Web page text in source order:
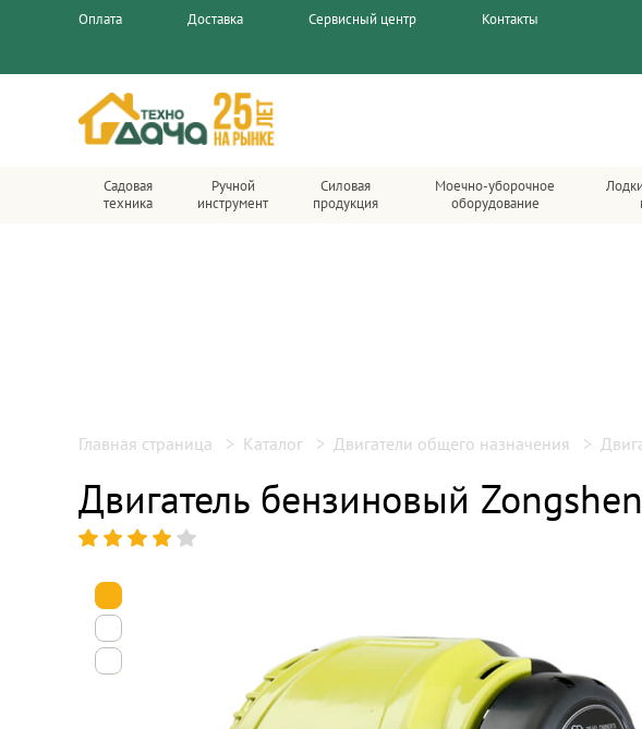
Оплата Доставка Сервисный центр Контакты
Садовая
техника
Ручной
инструмент
Силовая
продукция
Моечно-уборочное
оборудование
Главная страница Каталог Двигатели общего назначения
Двигатель бензиновый